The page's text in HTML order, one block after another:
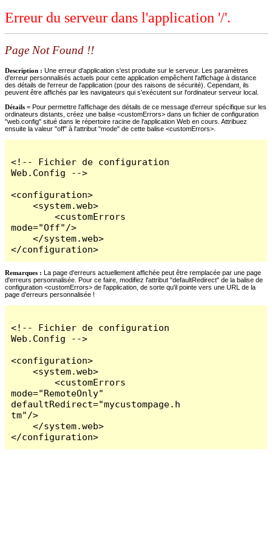
Erreur du serveur dans l'application '/'.
Page Not Found !!
Description : Une erreur d'application s'est produite sur le serveur. Les paramètres
d'erreur personnalisés actuels pour cette application empêchent l'affichage à distance
des détails de l'erreur de l'application (pour des raisons de sécurité). Cependant, ils
peuvent être affichés par les navigateurs qui s'exécutent sur l'ordinateur serveur local.
Détails = Pour permettre l'affichage des détails de ce message d'erreur spécifique sur les
ordinateurs distants, créez une balise <customErrors> dans un fichier de configuration
"web.config" situé dans le répertoire racine de l'application Web en cours. Attribuez
ensuite la valeur "off" à l'attribut "mode" de cette balise <customErrors>.
<!-- Fichier de configuration
Web.Config -->
<configuration>
    <system.web>
        <customErrors
mode="Off"/>
    </system.web>
</configuration>
Remarques : La page d'erreurs actuellement affichée peut être remplacée par une page
d'erreurs personnalisée. Pour ce faire, modifiez l'attribut "defaultRedirect" de la balise de
configuration <customErrors> de l'application, de sorte qu'il pointe vers une URL de la
page d'erreurs personnalisée !
<!-- Fichier de configuration
Web.Config -->
<configuration>
    <system.web>
        <customErrors
mode="RemoteOnly"
defaultRedirect="mycustompage.h
tm"/>
    </system.web>
</configuration>